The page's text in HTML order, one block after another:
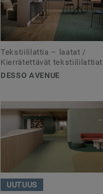
Tekstiililattia – laatat /
Kierrätettävät tekstiililattiat
DESSO AVENUE
UUTUUS